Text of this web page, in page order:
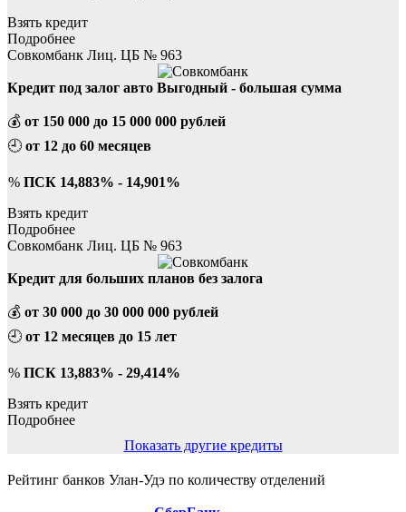
Взять кредит
Подробнее
Совкомбанк Лиц. ЦБ № 963
Кредит под залог авто Выгодный - большая сумма
💰 от 150 000 до 15 000 000 рублей
🕘 от 12 до 60 месяцев
% ПСК 14,883% - 14,901%
Взять кредит
Подробнее
Совкомбанк Лиц. ЦБ № 963
Кредит для больших планов без залога
💰 от 30 000 до 30 000 000 рублей
🕘 от 12 месяцев до 15 лет
% ПСК 13,883% - 29,414%
Взять кредит
Подробнее
Показать другие кредиты
Рейтинг банков Улан-Удэ по количеству отделений